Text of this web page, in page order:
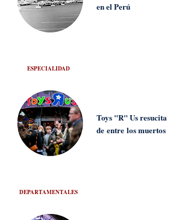
en el Perú
ESPECIALIDAD
Toys "R" Us resucita
de entre los muertos
DEPARTAMENTALES